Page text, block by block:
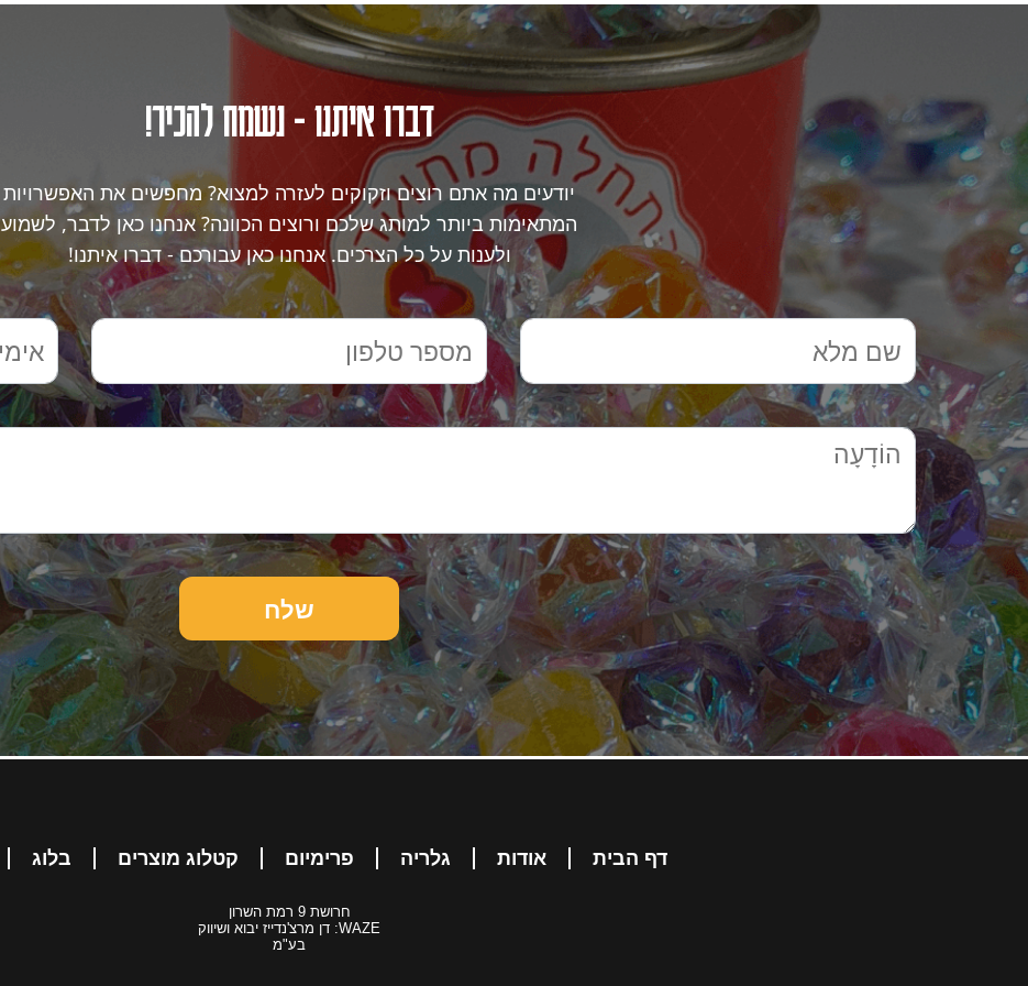
דברו איתנו - נשמח להכיר!
יודעים מה אתם רוצים וזקוקים לעזרה למצוא? מחפשים את האפשרויות
המתאימות ביותר למותג שלכם ורוצים הכוונה? אנחנו כאן לדבר, לשמוע
ולענות על כל הצרכים. אנחנו כאן עבורכם - דברו איתנו!
דף הבית אודות גלריה פרימיום קטלוג מוצרים בלוג
חרושת 9 רמת השרון
WAZE: דן מרצ'נדייז יבוא ושיווק
בע"מ